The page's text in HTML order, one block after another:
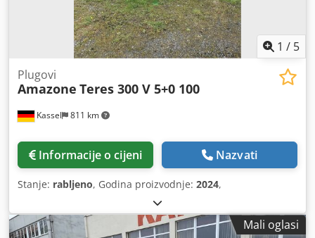
1 / 5
Kassel 811 km
Plugovi
Amazone Teres 300 V 5+0 100
Informacije o cijeni Nazvati
Stanje: rabljeno, Godina proizvodnje: 2024,
Mali oglasi